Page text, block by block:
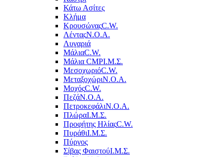
Κάτω Ασίτες
Κλήμα
ΚρουσώναςC.W.
ΛένταςΝ.Ο.Α.
Λυγαριά
ΜάλιαC.W.
Μάλια CMPΙ.Μ.Σ.
ΜεσοχωριόC.W.
ΜεταξοχώριΝ.Ο.Α.
ΜοχόςC.W.
ΠεζάΝ.Ο.Α.
ΠετροκεφάλιΝ.Ο.Α.
ΠλώραΙ.Μ.Σ.
Προφήτης ΗλίαςC.W.
ΠυράθιΙ.Μ.Σ.
Πύργος
Σίβας ΦαιστούΙ.Μ.Σ.